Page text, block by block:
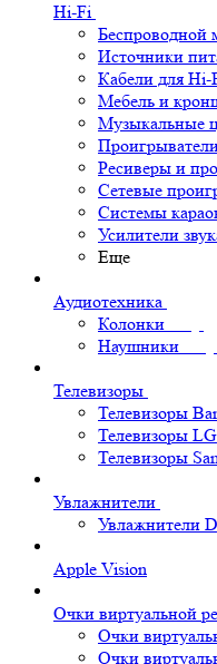
Hi-Fi
Беспроводной
Источники
Кабели для Hi-
Мебель и
Музыкальные
Ресиверы и
Сетевые
Системы
Усилители
Еще
Аудиотехника
Колонки
Наушники
Телевизоры
Телевизоры
Телевизоры LG
Телевизоры
Увлажнители
Увлажнители
Apple Vision
Очки виртуальной
Очки
Очки